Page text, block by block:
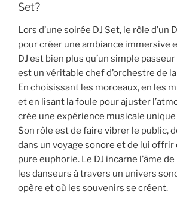
Set?
Lors d’une soirée DJ Set, le rôle d’un
pour créer une ambiance immersive
DJ est bien plus qu’un simple
est un véritable chef d’orchestre de
En choisissant les morceaux, en les
et en lisant la foule pour ajuster
crée une expérience musicale
Son rôle est de faire vibrer le public,
dans un voyage sonore et de lui
pure euphorie. Le DJ incarne l’âme
les danseurs à travers un univers
opère et où les souvenirs se créent.